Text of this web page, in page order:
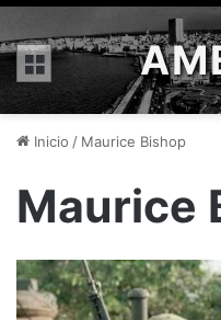
Menú
Inicio / Maurice Bishop
Maurice